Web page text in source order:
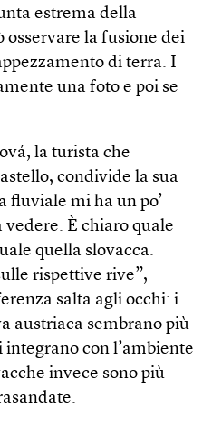
estrema della
osservare la fusione dei
di terra. I
una foto e poi se
la turista che
condivide la sua
fluviale mi ha un po’
vedere. È chiaro quale
quella slovacca.
rispettive rive”,
salta agli occhi: i
austriaca sembrano più
con l’ambiente
invece sono più